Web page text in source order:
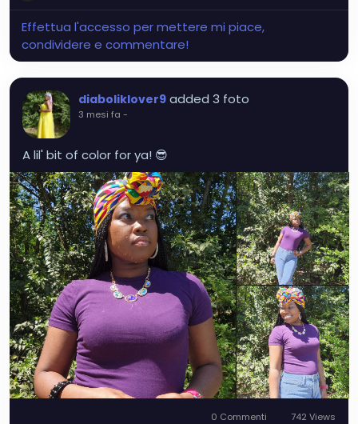
Effettua l'accesso per mettere mi piace,
condividere e commentare!
diaboliklover9 added 3 foto
3 mesi fa -
A lil' bit of color for ya! 😎
0 Commenti 742 Views